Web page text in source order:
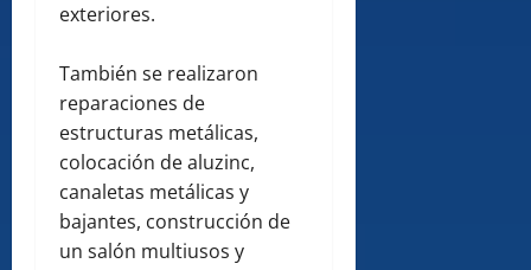
exteriores.
También se realizaron
reparaciones de
estructuras metálicas,
colocación de aluzinc,
canaletas metálicas y
bajantes, construcción de
un salón multiusos y